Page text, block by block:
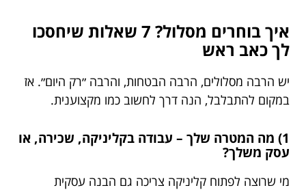
איך בוחרים מסלול? 7 שאלות שיחסכו
לך כאב ראש
יש הרבה מסלולים, הרבה הבטחות, והרבה ״רק היום״. אז
במקום להתבלבל, הנה דרך לחשוב כמו מקצוענית.
1) מה המטרה שלך – עבודה בקליניקה, שכירה, או
עסק משלך?
מי שרוצה לפתוח קליניקה צריכה גם הבנה עסקית